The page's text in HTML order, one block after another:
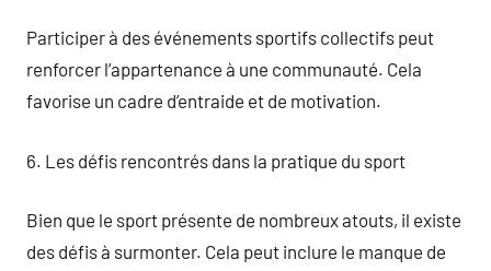
Participer à des événements sportifs collectifs peut
renforcer l’appartenance à une communauté. Cela
favorise un cadre d’entraide et de motivation.
6. Les défis rencontrés dans la pratique du sport
Bien que le sport présente de nombreux atouts, il existe
des défis à surmonter. Cela peut inclure le manque de